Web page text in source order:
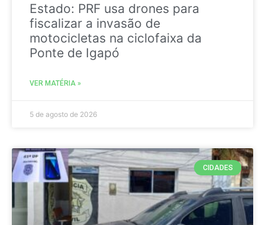
Estado: PRF usa drones para
fiscalizar a invasão de
motocicletas na ciclofaixa da
Ponte de Igapó
VER MATÉRIA »
5 de agosto de 2026
CIDADES